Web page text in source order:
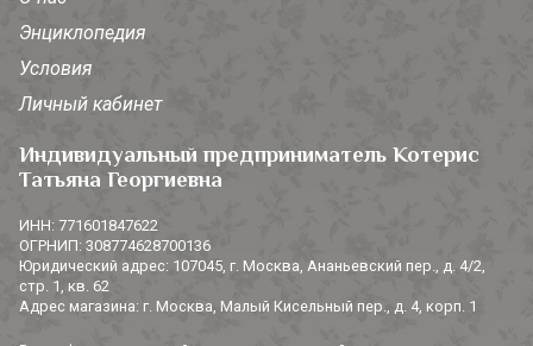
Энциклопедия
Условия
Личный кабинет
Индивидуальный предприниматель Котерис
Татьяна Георгиевна
ИНН: 771601847622
ОГРНИП: 308774628700136
Юридический адрес: 107045, г. Москва, Ананьевский пер., д. 4/2,
стр. 1, кв. 62
Адрес магазина: г. Москва, Малый Кисельный пер., д. 4, корп. 1